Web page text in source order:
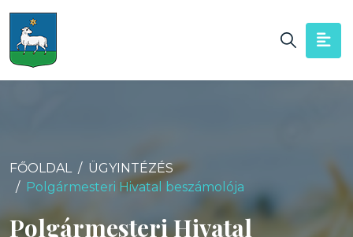
FŐOLDAL
ÜGYINTÉZÉS
Polgármesteri Hivatal beszámolója
Polgármesteri Hivatal